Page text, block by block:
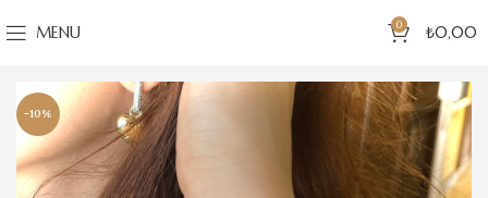
MENU 0 ₺0,00
-10%